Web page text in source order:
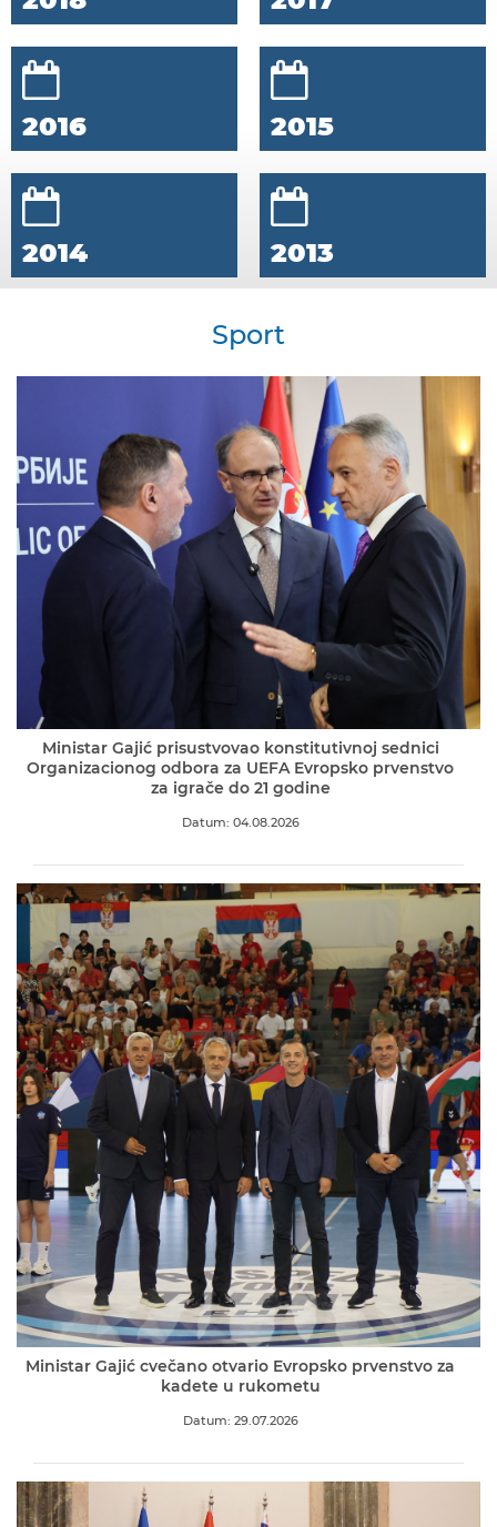
2016 2015
2014 2013
Sport
Ministar Gajić prisustvovao konstitutivnoj sednici
Organizacionog odbora za UEFA Evropsko prvenstvo
za igrače do 21 godine
Datum: 04.08.2026
Ministar Gajić cvečano otvario Evropsko prvenstvo za
kadete u rukometu
Datum: 29.07.2026